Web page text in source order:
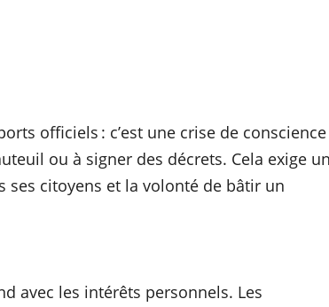
officiels : c’est une crise de conscience
ou à signer des décrets. Cela exige un
citoyens et la volonté de bâtir un
avec les intérêts personnels. Les